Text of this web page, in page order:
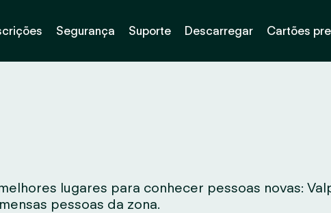
Segurança Suporte Descarregar Cartões
lugares para conhecer pessoas novas:
pessoas da zona.